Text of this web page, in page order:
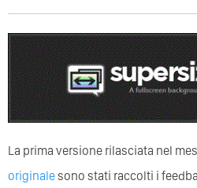
La prima versione rilasciata nel
originale sono stati raccolti i